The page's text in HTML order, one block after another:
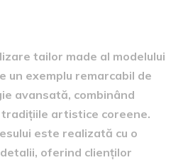
tailor made al modelului
un exemplu remarcabil de
avansată, combinând
artistice coreene.
este realizată cu o
oferind clienților